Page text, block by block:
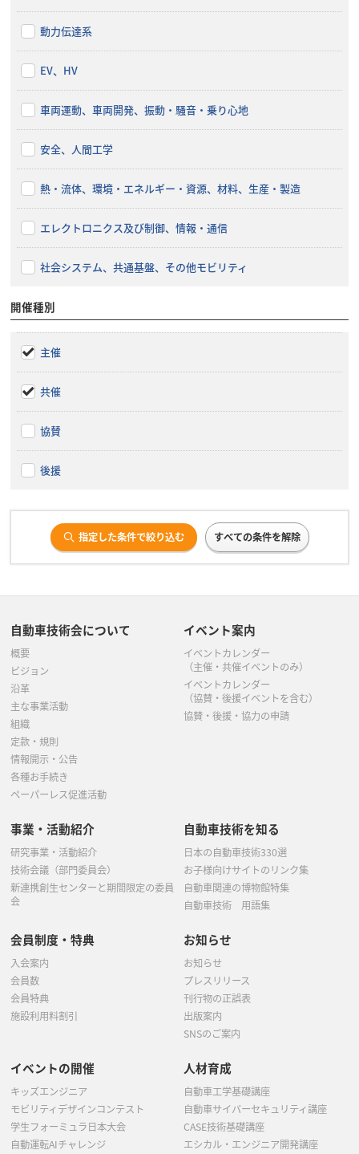
動力伝達系
EV、HV
車両運動、車両開発、振動・騒音・乗り心地
安全、人間工学
熱・流体、環境・エネルギー・資源、材料、生産・製造
エレクトロニクス及び制御、情報・通信
社会システム、共通基盤、その他モビリティ
開催種別
主催
共催
協賛
後援
指定した条件で絞り込む すべての条件を解除
自動車技術会について
概要
ビジョン
沿革
主な事業活動
組織
定款・規則
情報開示・公告
各種お手続き
ペーパーレス促進活動
イベント案内
イベントカレンダー
（主催・共催イベントのみ）
イベントカレンダー
（協賛・後援イベントを含む）
協賛・後援・協力の申請
事業・活動紹介
研究事業・活動紹介
技術会議（部門委員会）
新連携創生センターと期間限定の委員
会
自動車技術を知る
日本の自動車技術330選
お子様向けサイトのリンク集
自動車関連の博物館特集
自動車技術 用語集
会員制度・特典
入会案内
会員数
会員特典
施設利用料割引
お知らせ
お知らせ
プレスリリース
刊行物の正誤表
出版案内
SNSのご案内
イベントの開催
キッズエンジニア
モビリティデザインコンテスト
学生フォーミュラ日本大会
自動運転AIチャレンジ
人材育成
自動車工学基礎講座
自動車サイバーセキュリティ講座
CASE技術基礎講座
エシカル・エンジニア開発講座